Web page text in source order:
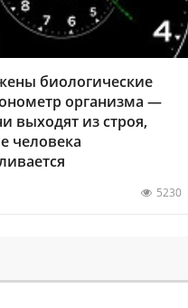
биологические
организма —
выходят из строя,
человека
5230